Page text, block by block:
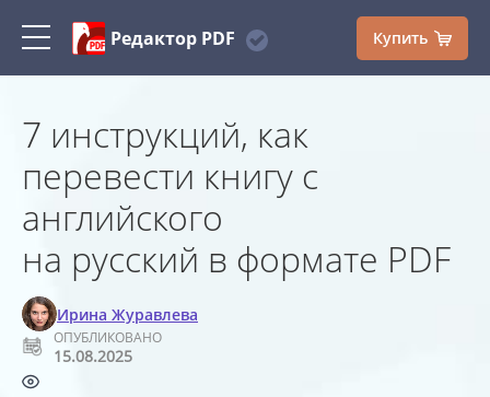
Редактор PDF Купить
7 инструкций, как
перевести книгу с
английского
на русский в формате PDF
Ирина Журавлева
ОПУБЛИКОВАНО
15.08.2025